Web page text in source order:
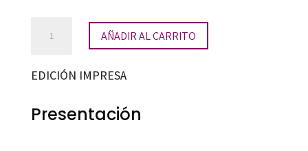
Epistemologías
y
AÑADIR AL CARRITO
EDICIÓN IMPRESA
Presentación